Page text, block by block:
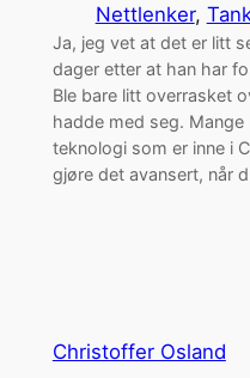
Nettlenker,
Ja, jeg vet at det er litt
dager etter at han har
Ble bare litt overrasket
hadde med seg.
teknologi som er inne i
gjøre det avansert, når
Christoffer Osland